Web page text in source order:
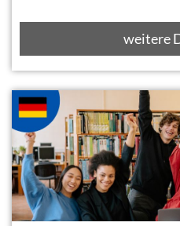
weitere